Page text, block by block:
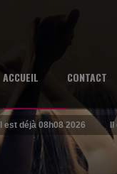
ACCUEIL CONTACT
Il est déjà 08h08 2026